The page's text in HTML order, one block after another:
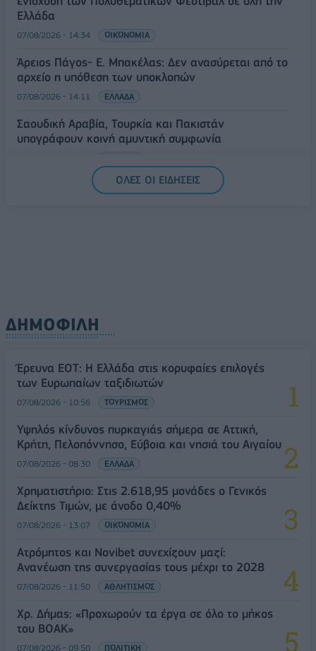
Ελλάδα
07/08/2026 - 14:34 ΟΙΚΟΝΟΜΙΑ
Άρειος Πάγος- Ε. Μπακέλας: Δεν ανασύρεται από το
αρχείο η υπόθεση των υποκλοπών
07/08/2026 - 14:11 ΕΛΛΑΔΑ
Σαουδική Αραβία, Τουρκία και Πακιστάν
υπογράφουν κοινή αμυντική συμφωνία
ΟΛΕΣ ΟΙ ΕΙΔΗΣΕΙΣ
ΔΗΜΟΦΙΛΗ
Έρευνα ΕΟΤ: Η Ελλάδα στις κορυφαίες επιλογές
των Ευρωπαίων ταξιδιωτών
07/08/2026 - 10:56 ΤΟΥΡΙΣΜΟΣ
Υψηλός κίνδυνος πυρκαγιάς σήμερα σε Αττική,
Κρήτη, Πελοπόννησο, Εύβοια και νησιά του Αιγαίου
07/08/2026 - 08:30 ΕΛΛΑΔΑ
Χρηματιστήριο: Στις 2.618,95 μονάδες ο Γενικός
Δείκτης Τιμών, με άνοδο 0,40%
07/08/2026 - 13:07 ΟΙΚΟΝΟΜΙΑ
Ατρόμητος και Novibet συνεχίζουν μαζί:
Ανανέωση της συνεργασίας τους μέχρι το 2028
07/08/2026 - 11:50 ΑΘΛΗΤΙΣΜΟΣ
Χρ. Δήμας: «Προχωρούν τα έργα σε όλο το μήκος
του ΒΟΑΚ»
07/08/2026 - 09:50 ΠΟΛΙΤΙΚΗ